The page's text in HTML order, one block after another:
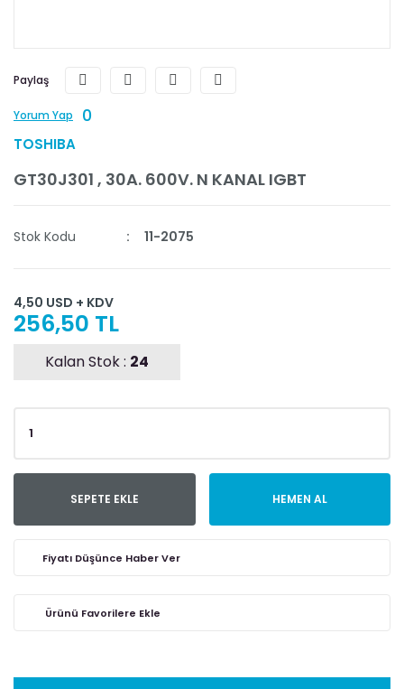
Paylaş
Yorum Yap 0
TOSHIBA
GT30J301 , 30A. 600V. N KANAL IGBT
Stok Kodu 11-2075
4,50 USD + KDV
256,50 TL
Kalan Stok : 24
SEPETE EKLE HEMEN AL
Fiyatı Düşünce Haber Ver